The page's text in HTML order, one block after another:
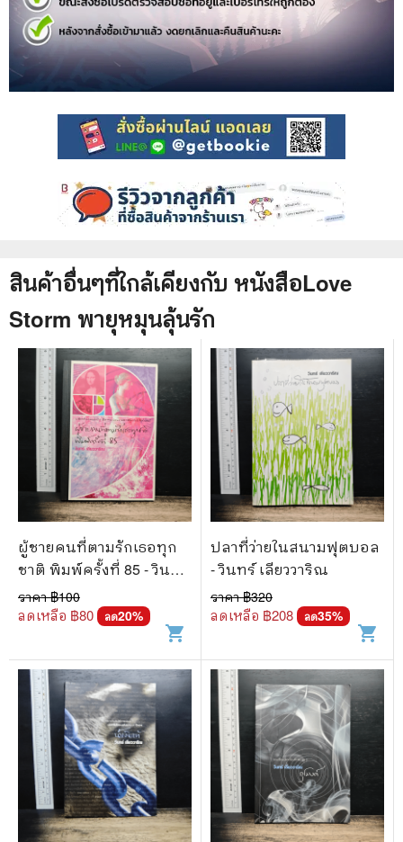
สินค้าอื่นๆที่ใกล้เคียงกับ หนังสือLove
Storm พายุหมุนลุ้นรัก
ผู้ชายคนที่ตามรักเธอทุก
ชาติ พิมพ์ครั้งที่ 85 - วินทร์
เลียววาริณ
ราคา ฿100
ลดเหลือ ฿80 ลด20%
shopping_cart
ปลาที่ว่ายในสนามฟุตบอล
- วินทร์ เลียววาริณ
ราคา ฿320
ลดเหลือ ฿208 ลด35%
shopping_cart